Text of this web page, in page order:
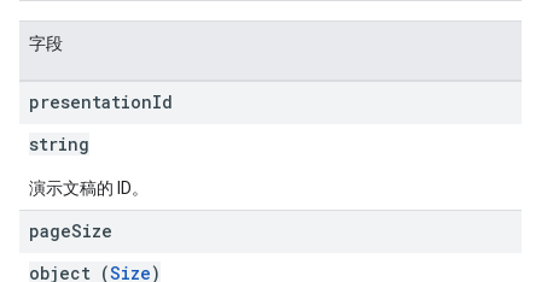
字段
presentationId
string
演示文稿的 ID。
pageSize
object (Size)